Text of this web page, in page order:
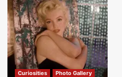
Curiosities Photo Gallery